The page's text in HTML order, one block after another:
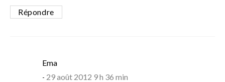
Répondre
Emasays:
29 août 2012 9 h 36 min